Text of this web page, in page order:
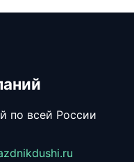
по всей России